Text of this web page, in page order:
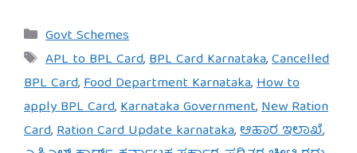
Categories
Govt Schemes
Tags
APL to BPL Card,BPL Card Karnataka,Cancelled
BPL Card,Food Department Karnataka,How to
apply BPL Card,Karnataka Government,New Ration
Card,Ration Card Update karnataka,ಆಹಾರ ಇಲಾಖೆ,